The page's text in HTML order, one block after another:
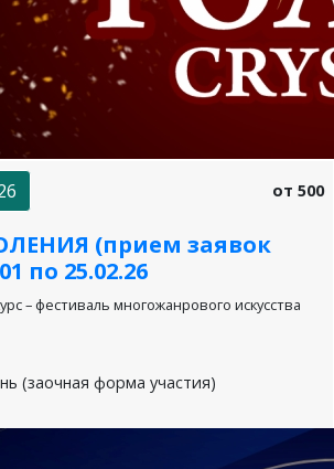
от 500
(прием заявок
по 25.02.26
– фестиваль многожанрового искусства
(заочная форма участия)